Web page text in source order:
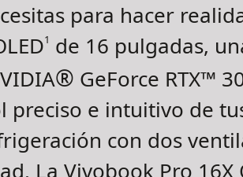
para hacer
1 de 16 pulgadas,
® GeForce RTX™
preciso e intuitivo de
con dos
La Vivobook Pro 16X